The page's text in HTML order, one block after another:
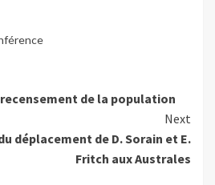
de la population
Next
déplacement de D. Sorain et E.
Fritch aux Australes